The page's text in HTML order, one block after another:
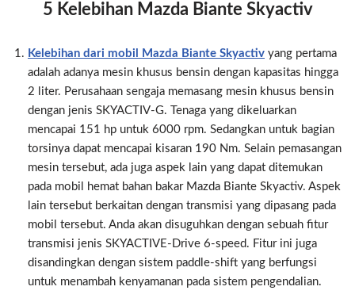
5 Kelebihan Mazda Biante Skyactiv
Kelebihan dari mobil Mazda Biante Skyactiv yang pertama
adalah adanya mesin khusus bensin dengan kapasitas hingga
2 liter. Perusahaan sengaja memasang mesin khusus bensin
dengan jenis SKYACTIV-G. Tenaga yang dikeluarkan
mencapai 151 hp untuk 6000 rpm. Sedangkan untuk bagian
torsinya dapat mencapai kisaran 190 Nm. Selain pemasangan
mesin tersebut, ada juga aspek lain yang dapat ditemukan
pada mobil hemat bahan bakar Mazda Biante Skyactiv. Aspek
lain tersebut berkaitan dengan transmisi yang dipasang pada
mobil tersebut. Anda akan disuguhkan dengan sebuah fitur
transmisi jenis SKYACTIVE-Drive 6-speed. Fitur ini juga
disandingkan dengan sistem paddle-shift yang berfungsi
untuk menambah kenyamanan pada sistem pengendalian.